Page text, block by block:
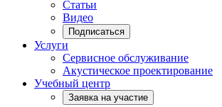
Статьи
Видео
Подписаться
Услуги
Сервисное обслуживание
Акустическое проектирование
Учебный центр
Заявка на участие